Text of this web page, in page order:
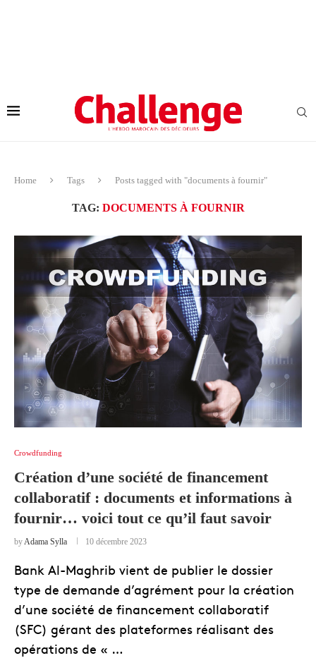
Home Tags Posts tagged with "documents à fournir"
TAG: DOCUMENTS À FOURNIR
Crowdfunding
Création d’une société de financement
collaboratif : documents et informations à
fournir… voici tout ce qu’il faut savoir
byAdama Sylla 10 décembre 2023
Bank Al-Maghrib vient de publier le dossier
type de demande d’agrément pour la création
d’une société de financement collaboratif
(SFC) gérant des plateformes réalisant des
opérations de « …